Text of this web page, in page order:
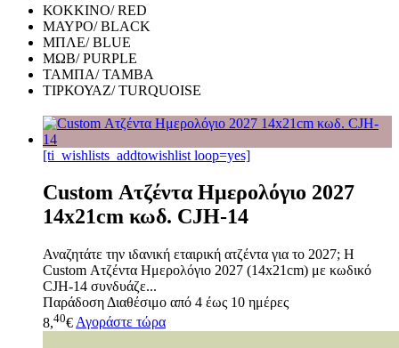
ΚΟΚΚΙΝΟ/ RED
ΜΑΥΡΟ/ BLACK
ΜΠΛΕ/ BLUE
ΜΩΒ/ PURPLE
ΤΑΜΠΑ/ TAMBA
ΤΙΡΚΟΥΑΖ/ TURQUOISE
[ti_wishlists_addtowishlist loop=yes]
Custom Ατζέντα Ημερολόγιο 2027
14x21cm κωδ. CJH-14
Αναζητάτε την ιδανική εταιρική ατζέντα για το 2027; Η
Custom Ατζέντα Ημερολόγιο 2027 (14x21cm) με κωδικό
CJH-14 συνδυάζε...
Παράδοση Διαθέσιμο από 4 έως 10 ημέρες
8,40€Αγοράστε τώρα